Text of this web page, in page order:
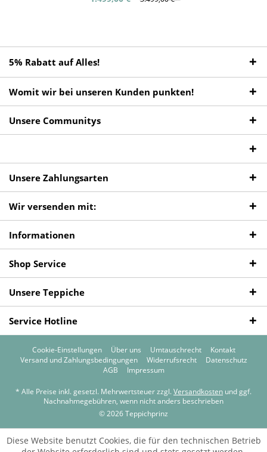
5% Rabatt auf Alles!
Womit wir bei unseren Kunden punkten!
Unsere Communitys
Unsere Zahlungsarten
Wir versenden mit:
Informationen
Shop Service
Unsere Teppiche
Service Hotline
Cookie-Einstellungen Über uns Umtauschrecht
Kontakt
Versand und Zahlungsbedingungen
Widerrufsrecht
Datenschutz
AGB
Impressum
* Alle Preise inkl. gesetzl. Mehrwertsteuer zzgl. Versandkosten und ggf.
Nachnahmegebühren, wenn nicht anders beschrieben
© 2026 Teppichprinz
Diese Website benutzt Cookies, die für den technischen Betrieb